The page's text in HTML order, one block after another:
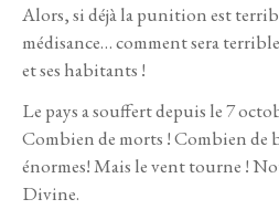
Alors, si déjà la punition est
médisance… comment sera
et ses habitants !
Le pays a souffert depuis le 7
Combien de morts ! Combien de
énormes! Mais le vent tourne !
Divine.